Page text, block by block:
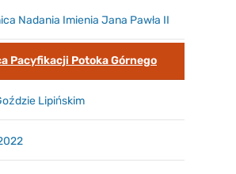
Nadania Imienia Jana Pawła II
Pacyfikacji Potoka Górnego
Lipińskim